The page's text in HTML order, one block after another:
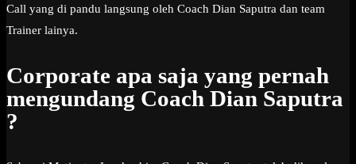
Call yang di pandu langsung oleh Coach Dian Saputra dan team
Trainer lainya.
Corporate apa saja yang pernah
mengundang Coach Dian Saputra
?